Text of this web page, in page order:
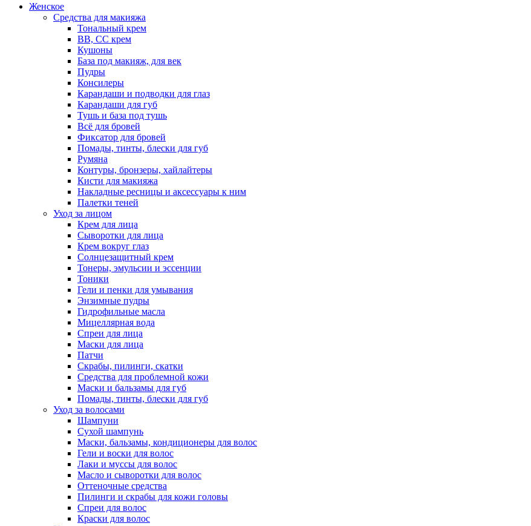
Женское
Средства для макияжа
Тональный крем
BB, CC крем
Кушоны
База под макияж, для век
Пудры
Консилеры
Карандаши и подводки для глаз
Карандаши для губ
Тушь и база под тушь
Всё для бровей
Фиксатор для бровей
Помады, тинты, блески для губ
Румяна
Контуры, бронзеры, хайлайтеры
Кисти для макияжа
Накладные ресницы и аксессуары к ним
Палетки теней
Уход за лицом
Крем для лица
Сыворотки для лица
Крем вокруг глаз
Солнцезащитный крем
Тонеры, эмульсии и эссенции
Тоники
Гели и пенки для умывания
Энзимные пудры
Гидрофильные масла
Мицеллярная вода
Спреи для лица
Маски для лица
Патчи
Скрабы, пилинги, скатки
Средства для проблемной кожи
Маски и бальзамы для губ
Помады, тинты, блески для губ
Уход за волосами
Шампуни
Сухой шампунь
Маски, бальзамы, кондиционеры для волос
Гели и воски для волос
Лаки и муссы для волос
Масло и сыворотки для волос
Оттеночные средства
Пилинги и скрабы для кожи головы
Спреи для волос
Краски для волос